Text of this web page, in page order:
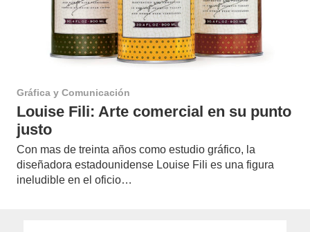
Gráfica y Comunicación
Louise Fili: Arte comercial en su punto
justo
Con mas de treinta años como estudio gráfico, la
diseñadora estadounidense Louise Fili es una figura
ineludible en el oficio…